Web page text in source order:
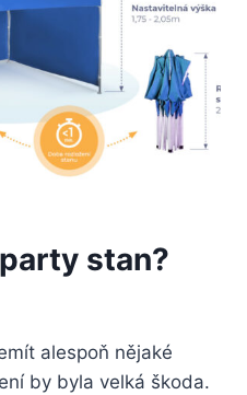
stan?
alespoň nějaké
by byla velká škoda.